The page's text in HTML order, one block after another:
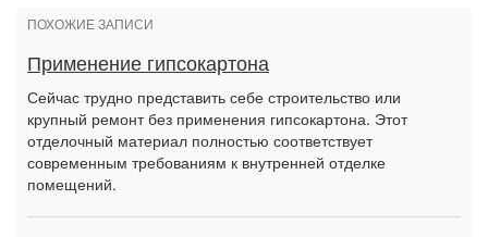
ПОХОЖИЕ ЗАПИСИ
Применение гипсокартона
Сейчас трудно представить себе строительство или
крупный ремонт без применения гипсокартона. Этот
отделочный материал полностью соответствует
современным требованиям к внутренней отделке
помещений.